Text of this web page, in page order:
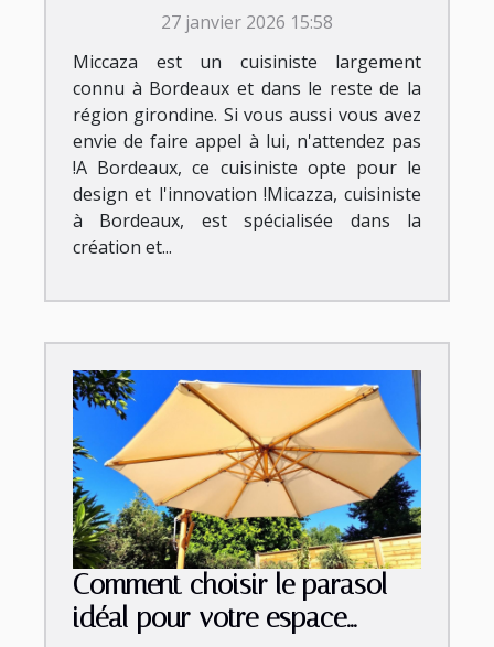
27 janvier 2026 15:58
Miccaza est un cuisiniste largement
connu à Bordeaux et dans le reste de la
région girondine. Si vous aussi vous avez
envie de faire appel à lui, n'attendez pas
!A Bordeaux, ce cuisiniste opte pour le
design et l'innovation !Micazza, cuisiniste
à Bordeaux, est spécialisée dans la
création et...
Comment choisir le parasol
idéal pour votre espace